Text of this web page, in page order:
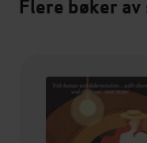
Flere bøker